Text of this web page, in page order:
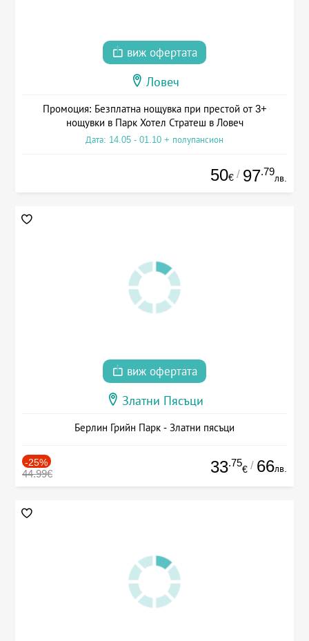
виж офертата
Ловеч
Промоция: Безплатна нощувка при престой от 3+
нощувки в Парк Хотел Стратеш в Ловеч
Дата: 14.05 - 01.10 + полупансион
50€ / 97.79
лв.
виж офертата
Златни Пясъци
Берлин Грийн Парк - Златни пясъци
-25%
44.99€ 33.75
€ / 66лв.